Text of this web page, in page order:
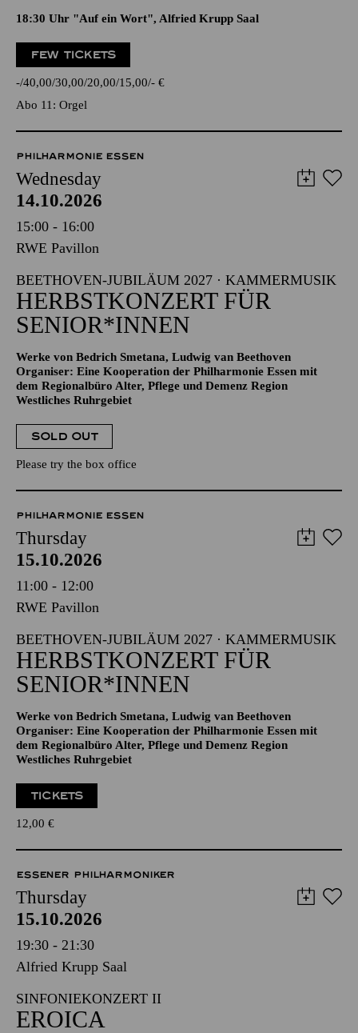
18:30 Uhr "Auf ein Wort", Alfried Krupp Saal
FEW TICKETS
- 40,00 30,00 20,00 15,00 - €
Abo 11: Orgel
PHILHARMONIE ESSEN
Wednesday
14.10.2026
15:00 - 16:00
RWE Pavillon
BEETHOVEN-JUBILÄUM 2027 · KAMMERMUSIK
HERBSTKONZERT FÜR
SENIOR*INNEN
Werke von Bedrich Smetana, Ludwig van Beethoven
Organiser: Eine Kooperation der Philharmonie Essen mit
dem Regionalbüro Alter, Pflege und Demenz Region
Westliches Ruhrgebiet
SOLD OUT
Please try the box office
PHILHARMONIE ESSEN
Thursday
15.10.2026
11:00 - 12:00
RWE Pavillon
BEETHOVEN-JUBILÄUM 2027 · KAMMERMUSIK
HERBSTKONZERT FÜR
SENIOR*INNEN
Werke von Bedrich Smetana, Ludwig van Beethoven
Organiser: Eine Kooperation der Philharmonie Essen mit
dem Regionalbüro Alter, Pflege und Demenz Region
Westliches Ruhrgebiet
TICKETS
12,00 €
ESSENER PHILHARMONIKER
Thursday
15.10.2026
19:30 - 21:30
Alfried Krupp Saal
SINFONIEKONZERT II
EROICA